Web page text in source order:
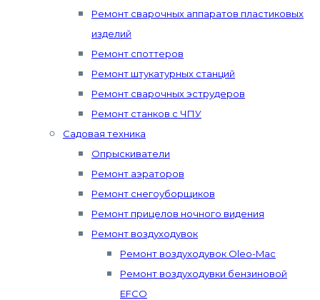
Ремонт сварочных аппаратов пластиковых
изделий
Ремонт споттеров
Ремонт штукатурных станций
Ремонт сварочных эструдеров
Ремонт станков с ЧПУ
Садовая техника
Опрыскиватели
Ремонт аэраторов
Ремонт снегоуборщиков
Ремонт прицелов ночного видения
Ремонт воздуходувок
Ремонт воздуходувок Oleo-Mac
Ремонт воздуходувки бензиновой
EFCO